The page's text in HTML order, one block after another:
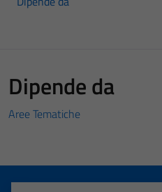
Dipende da
Aree Tematiche